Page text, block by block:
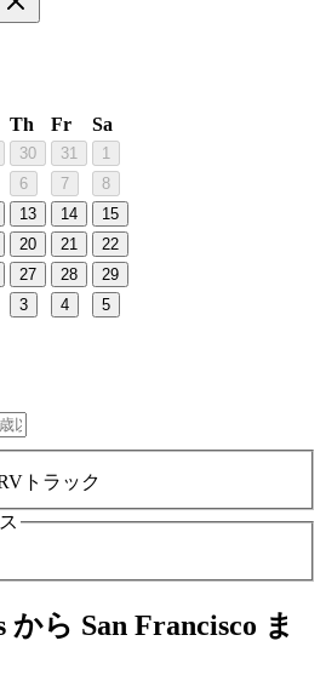
Th Fr Sa
30 31
1
6 7
8
13 14
15
20 21
22
27 28
29
3 4 5
トラック
から San Francisco ま